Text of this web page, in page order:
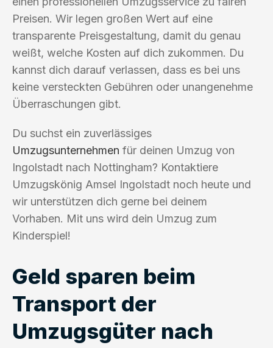
Preisen. Wir legen großen Wert auf eine
transparente Preisgestaltung, damit du genau
weißt, welche Kosten auf dich zukommen. Du
kannst dich darauf verlassen, dass es bei uns
keine versteckten Gebühren oder unangenehme
Überraschungen gibt.
Du suchst ein zuverlässiges
Umzugsunternehmen für deinen Umzug von
Ingolstadt nach Nottingham? Kontaktiere
Umzugskönig Amsel Ingolstadt noch heute und
wir unterstützen dich gerne bei deinem
Vorhaben. Mit uns wird dein Umzug zum
Kinderspiel!
Geld sparen beim
Transport der
Umzugsgüter nach